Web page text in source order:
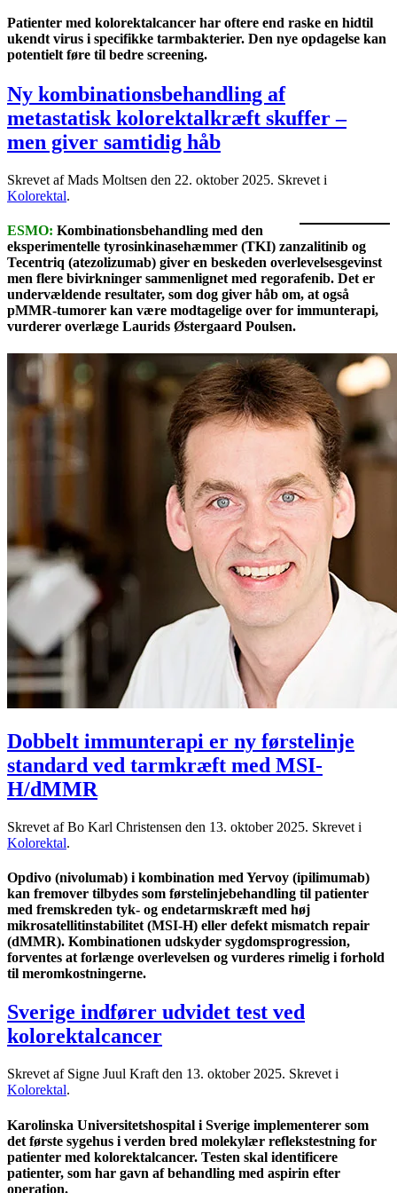
Patienter med kolorektalcancer har oftere end raske en hidtil
ukendt virus i specifikke tarmbakterier. Den nye opdagelse kan
potentielt føre til bedre screening.
Ny kombinationsbehandling af
metastatisk kolorektalkræft skuffer –
men giver samtidig håb
Skrevet af Mads Moltsen den 22. oktober 2025. Skrevet i
Kolorektal.
ESMO: Kombinationsbehandling med den
eksperimentelle tyrosinkinasehæmmer (TKI) zanzalitinib og
Tecentriq (atezolizumab) giver en beskeden overlevelsesgevinst
men flere bivirkninger sammenlignet med regorafenib. Det er
undervældende resultater, som dog giver håb om, at også
pMMR-tumorer kan være modtagelige over for immunterapi,
vurderer overlæge Laurids Østergaard Poulsen.
Dobbelt immunterapi er ny førstelinje
standard ved tarmkræft med MSI-
H/dMMR
Skrevet af Bo Karl Christensen den 13. oktober 2025. Skrevet i
Kolorektal.
Opdivo (nivolumab) i kombination med Yervoy (ipilimumab)
kan fremover tilbydes som førstelinjebehandling til patienter
med fremskreden tyk- og endetarmskræft med høj
mikrosatellitinstabilitet (MSI-H) eller defekt mismatch repair
(dMMR). Kombinationen udskyder sygdomsprogression,
forventes at forlænge overlevelsen og vurderes rimelig i forhold
til meromkostningerne.
Sverige indfører udvidet test ved
kolorektalcancer
Skrevet af Signe Juul Kraft den 13. oktober 2025. Skrevet i
Kolorektal.
Karolinska Universitetshospital i Sverige implementerer som
det første sygehus i verden bred molekylær reflekstestning for
patienter med kolorektalcancer. Testen skal identificere
patienter, som har gavn af behandling med aspirin efter
operation.